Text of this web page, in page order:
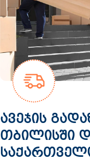
ავეჯის
თბილისში